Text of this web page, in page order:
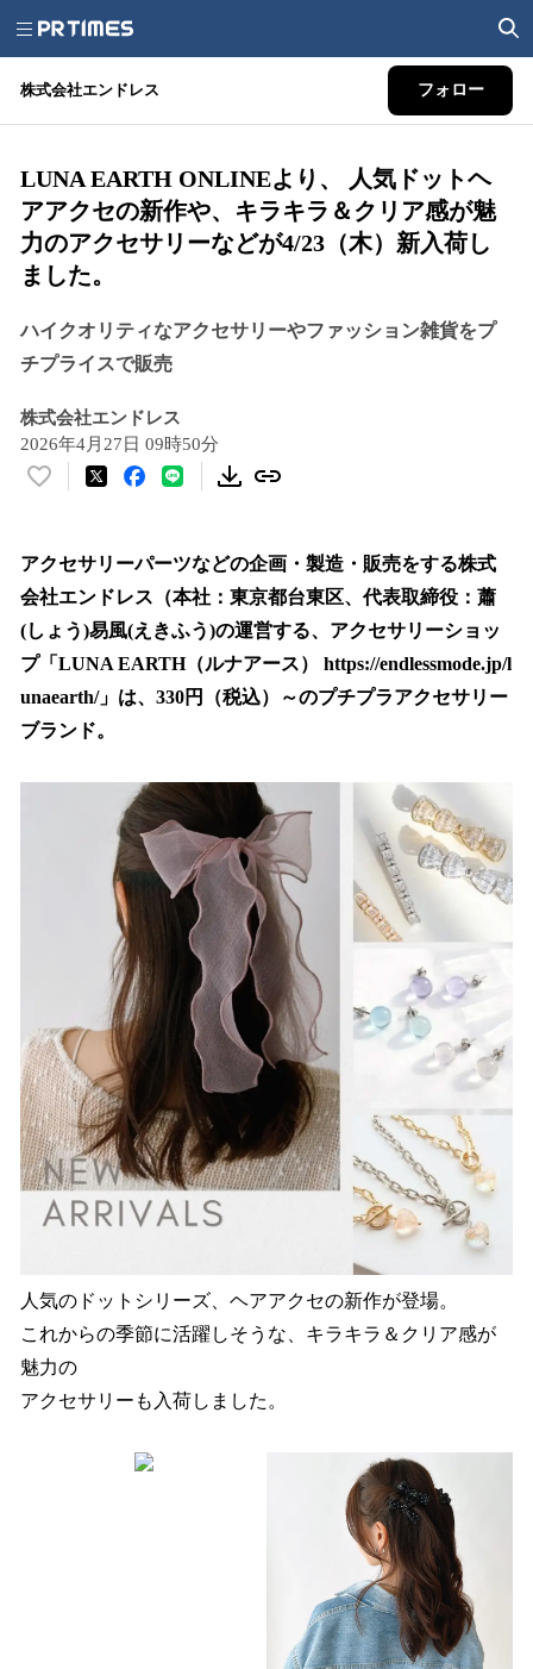
株式会社エンドレス フォロー
LUNA EARTH ONLINEより、 人気ドットヘ
アアクセの新作や、キラキラ＆クリア感が魅
力のアクセサリーなどが4/23（木）新入荷し
ました。
ハイクオリティなアクセサリーやファッション雑貨をプ
チプライスで販売
株式会社エンドレス
2026年4月27日 09時50分
い
！
数
を
読
み
中
す
アクセサリーパーツなどの企画・製造・販売をする株式
会社エンドレス（本社：東京都台東区、代表取締役：蕭
(しょう)易風(えきふう)の運営する、アクセサリーショッ
プ「LUNA EARTH（ルナアース） https://endlessmode.jp/l
unaearth/」は、330円（税込）～のプチプラアクセサリー
ブランド。
人気のドットシリーズ、ヘアアクセの新作が登場。
これからの季節に活躍しそうな、キラキラ＆クリア感が
魅力の
アクセサリーも入荷しました。